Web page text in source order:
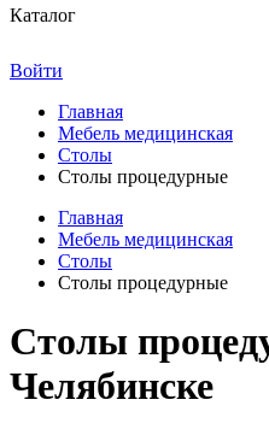
Каталог
Войти
Главная
Мебель медицинская
Столы
Столы процедурные
Главная
Мебель медицинская
Столы
Столы процедурные
Столы
Челябинске